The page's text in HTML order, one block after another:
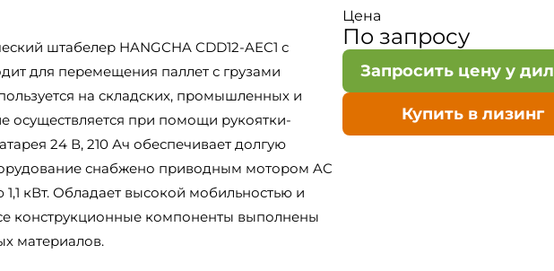
штабелер HANGCHA CDD12-AEC1 с
для перемещения паллет с грузами
на складских, промышленных и
осуществляется при помощи рукоятки-
24 В, 210 Ач обеспечивает долгую
снабжено приводным мотором AC
кВт. Обладает высокой мобильностью и
конструкционные компоненты выполнены
материалов.
Цена
По запросу
Запросить цену у
Купить в лизинг